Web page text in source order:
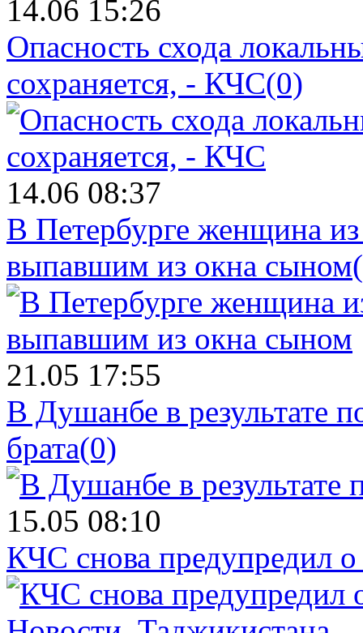
14.06 15:26
Опасность схода
сохраняется, - КЧС(0)
14.06 08:37
В Петербурге женщина
выпавшим из окна сыном
21.05 17:55
В Душанбе в результате
брата(0)
15.05 08:10
КЧС снова предупредил